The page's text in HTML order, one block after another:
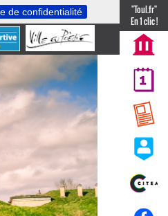
de confidentialité
"Toul.fr"
En 1 clic !